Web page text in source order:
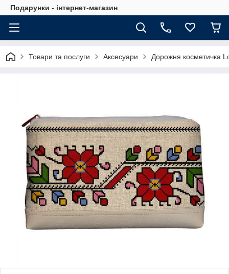
Подарунки - інтернет-магазин
Товари та послуги Аксесуари Дорожня косметичка